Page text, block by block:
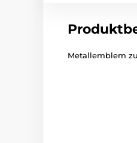
Metallemblem